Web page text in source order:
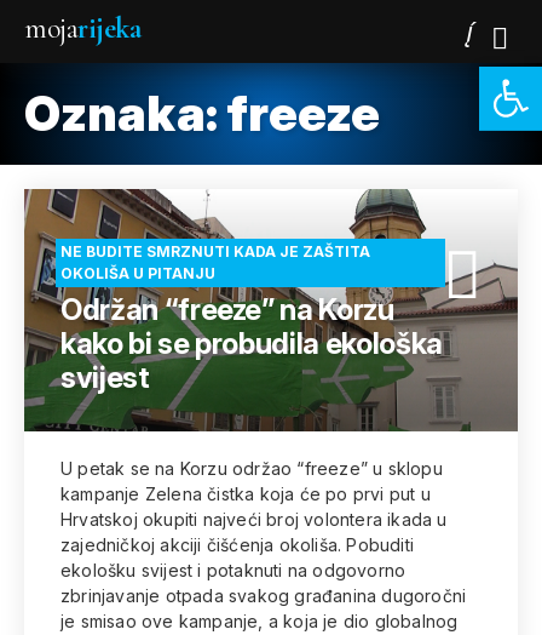
mojarijeka
Oznaka:freeze
NE BUDITE SMRZNUTI KADA JE ZAŠTITA
OKOLIŠA U PITANJU
Održan “freeze” na Korzu
kako bi se probudila ekološka
svijest
U petak se na Korzu održao “freeze” u sklopu
kampanje Zelena čistka koja će po prvi put u
Hrvatskoj okupiti najveći broj volontera ikada u
zajedničkoj akciji čišćenja okoliša. Pobuditi
ekološku svijest i potaknuti na odgovorno
zbrinjavanje otpada svakog građanina dugoročni
je smisao ove kampanje, a koja je dio globalnog